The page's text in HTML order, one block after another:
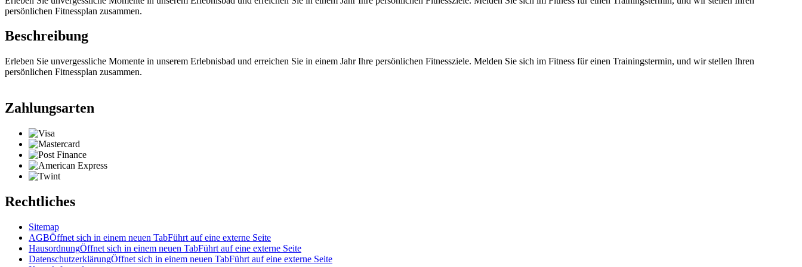
persönlichen Fitnessplan zusammen.
Beschreibung
Erleben Sie unvergessliche Momente in unserem Erlebnisbad und erreichen Sie in einem Jahr Ihre persönlichen Fitnessziele. Melden Sie sich im Fitness für einen Trainingstermin, und wir stellen Ihren
persönlichen Fitnessplan zusammen.
Zahlungsarten
Rechtliches
Sitemap
AGBÖffnet sich in einem neuen TabFührt auf eine externe Seite
HausordnungÖffnet sich in einem neuen TabFührt auf eine externe Seite
DatenschutzerklärungÖffnet sich in einem neuen TabFührt auf eine externe Seite